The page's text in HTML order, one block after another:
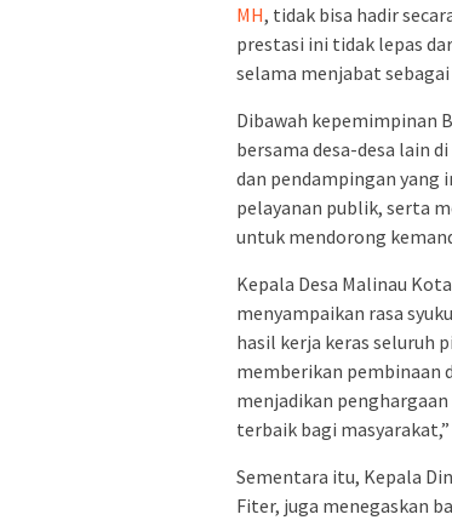
MH, tidak bisa hadir
prestasi ini tidak lepas
selama menjabat
Dibawah kepemimpinan
bersama desa-desa lain
dan pendampingan yang
pelayanan publik, serta
untuk mendorong
Kepala Desa Malinau
menyampaikan rasa
hasil kerja keras seluruh
memberikan pembinaan
menjadikan
terbaik bagi
Sementara itu, Kepala
Fiter, juga menegaskan